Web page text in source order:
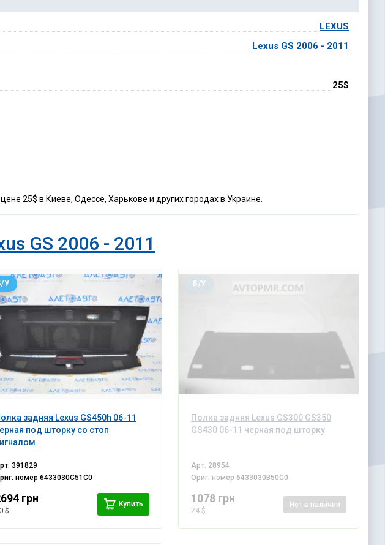
LEXUS
Lexus GS 2006 - 2011
25$
25$ в Киеве, Одессе, Харькове и других городах в Украине.
GS 2006 - 2011
задняя Lexus GS450h 06-11
под шторку со стоп
У
391829
номер 6433030C51C0
грн
$
Купить
Полка задняя Lexus GS300 GS350
GS430 06-11 черная под шторку
Б/У
Арт. 28954
Ориг. номер 6433030B50C0
1078 грн
24 $
Нет в наличии